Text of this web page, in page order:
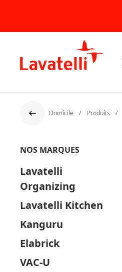
Dos Domicile Produits
NOS MARQUES
Lavatelli
Organizing
Lavatelli Kitchen
Kanguru
Elabrick
VAC-U